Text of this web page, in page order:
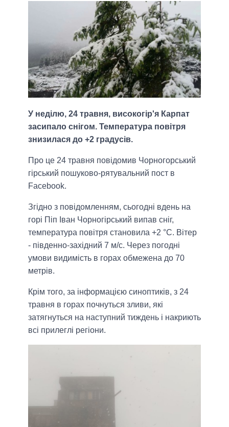
У неділю, 24 травня, високогір'я Карпат
засипало снігом. Температура повітря
знизилася до +2 градусів.
Про це 24 травня повідомив Чорногорський
гірський пошуково-рятувальний пост в
Facebook.
Згідно з повідомленням, сьогодні вдень на
горі Піп Іван Чорногірський випав сніг,
температура повітря становила +2 °C. Вітер
- південно-західний 7 м/с. Через погодні
умови видимість в горах обмежена до 70
метрів.
Крім того, за інформацією синоптиків, з 24
травня в горах почнуться зливи, які
затягнуться на наступний тиждень і накриють
всі прилеглі регіони.